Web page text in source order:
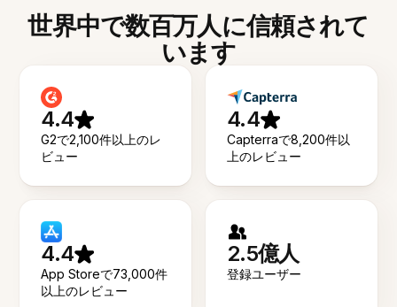
世界中で数百万人に信頼されて
います
4.4
G2で2,100件以上のレ
ビュー
4.4
Capterraで8,200件以
上のレビュー
4.4
App Storeで73,000件
以上のレビュー
2.5億人
登録ユーザー